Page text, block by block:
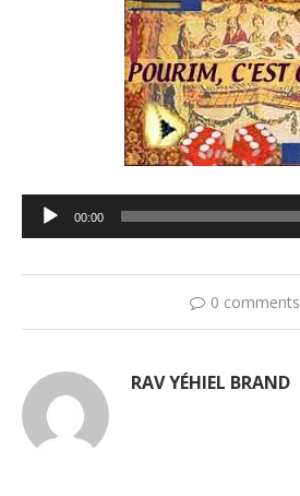
Lecteur
audio
00:00
0 comments
RAV YÉHIEL BRAND